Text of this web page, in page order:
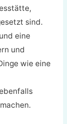
sind.
eine
und
wie eine